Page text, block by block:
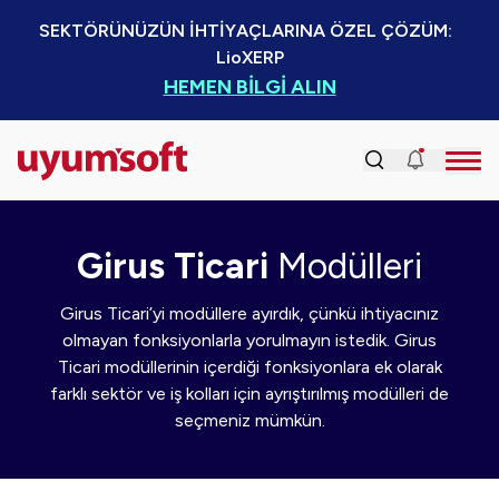
SEKTÖRÜNÜZÜN İHTİYAÇLARINA ÖZEL ÇÖZÜM:
LioXERP
HEMEN BİLGİ ALIN
Girus Ticari Modülleri
Girus Ticari’yi modüllere ayırdık, çünkü ihtiyacınız
olmayan fonksiyonlarla yorulmayın istedik. Girus
Ticari modüllerinin içerdiği fonksiyonlara ek olarak
farklı sektör ve iş kolları için ayrıştırılmış modülleri de
seçmeniz mümkün.